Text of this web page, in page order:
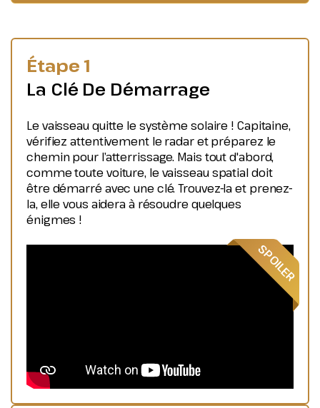
Étape 1
La Clé De Démarrage
Le vaisseau quitte le système solaire ! Capitaine,
vérifiez attentivement le radar et préparez le
chemin pour l’atterrissage. Mais tout d'abord,
comme toute voiture, le vaisseau spatial doit
être démarré avec une clé. Trouvez-la et prenez-
la, elle vous aidera à résoudre quelques
énigmes !